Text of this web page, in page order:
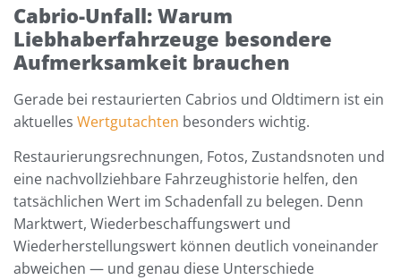
Cabrio-Unfall: Warum
Liebhaberfahrzeuge besondere
Aufmerksamkeit brauchen
Gerade bei restaurierten Cabrios und Oldtimern ist ein
aktuelles Wertgutachten besonders wichtig.
Restaurierungsrechnungen, Fotos, Zustandsnoten und
eine nachvollziehbare Fahrzeughistorie helfen, den
tatsächlichen Wert im Schadenfall zu belegen. Denn
Marktwert, Wiederbeschaffungswert und
Wiederherstellungswert können deutlich voneinander
abweichen — und genau diese Unterschiede